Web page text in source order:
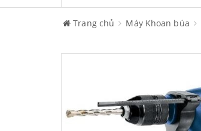
Trang chủ Máy Khoan búa